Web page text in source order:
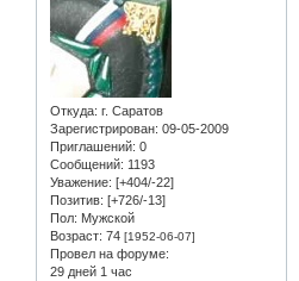
Откуда: г. Саратов
Зарегистрирован: 09-05-2009
Приглашений: 0
Сообщений: 1193
Уважение: [+404/-22]
Позитив: [+726/-13]
Пол: Мужской
Возраст: 74 [1952-06-07]
Провел на форуме:
29 дней 1 час